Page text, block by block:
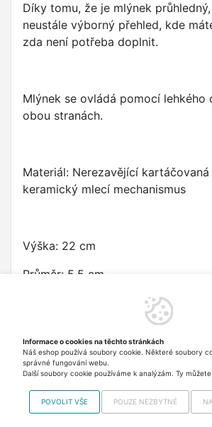
Díky tomu, že je mlýnek
neustále výborný přehled, kde
zda není potřeba doplnit.
Mlýnek se ovládá pomocí lehkého
obou stranách.
Materiál: Nerezavějící
keramický mlecí mechanismus
Výška: 22 cm
Průměr: 5,5 cm
Mlýnek je prodáván bez náplně.
Copyright © 2012-2026
Informace o cookies na těchto stránkách
Náš eshop používá soubory cookie. Některé soubory
správné fungování webu.
Další soubory cookie používáme k analýzám. Ty
POVOLIT VŠE POUZE NEZBYTNÉ